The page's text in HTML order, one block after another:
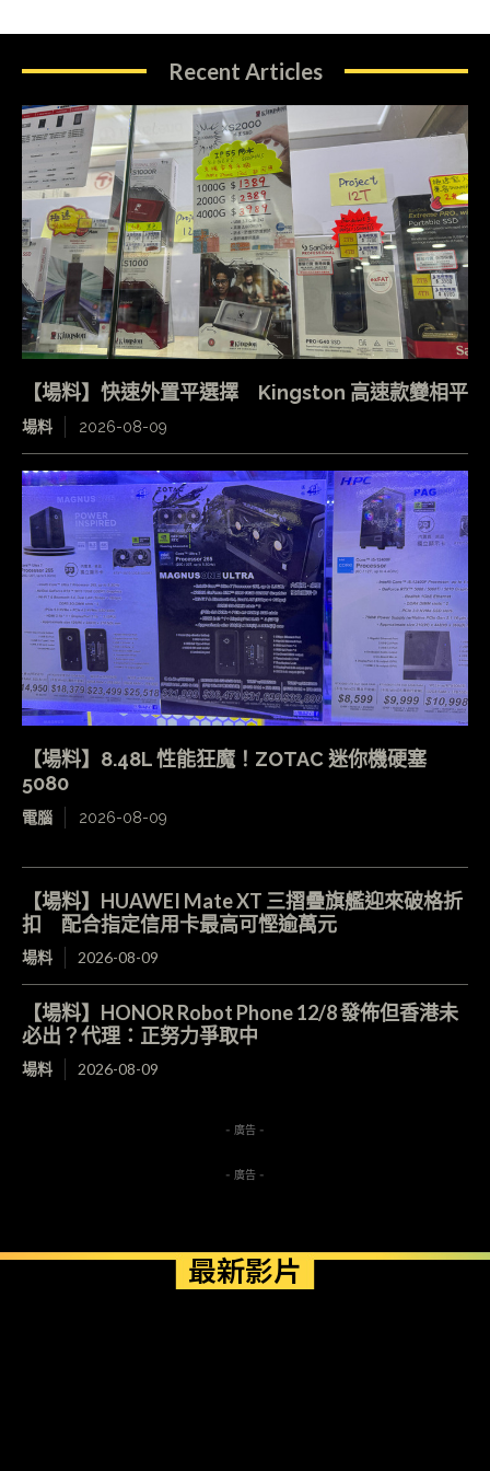
Recent Articles
【場料】快速外置平選擇 Kingston 高速款變相平
場料 2026-08-09
【場料】8.48L 性能狂魔！ZOTAC 迷你機硬塞
5080
電腦 2026-08-09
【場料】HUAWEI Mate XT 三摺疊旗艦迎來破格折
扣 配合指定信用卡最高可慳逾萬元
場料 2026-08-09
【場料】HONOR Robot Phone 12/8 發佈但香港未
必出？代理：正努力爭取中
場料 2026-08-09
- 廣告 -
- 廣告 -
最新影片